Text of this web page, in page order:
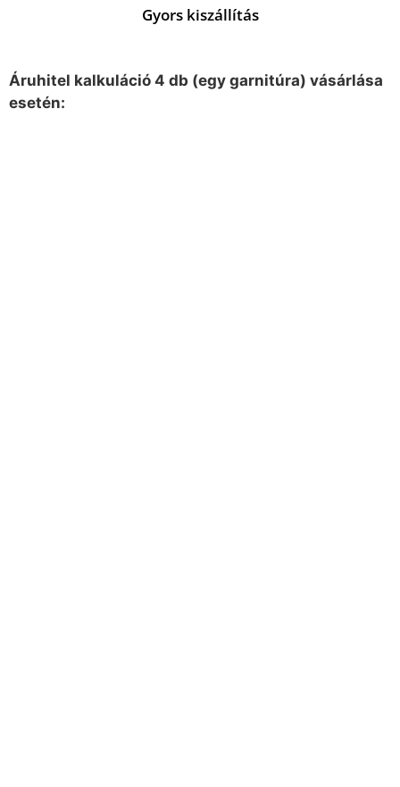
Gyors kiszállítás
Áruhitel kalkuláció 4 db (egy garnitúra) vásárlása
esetén: